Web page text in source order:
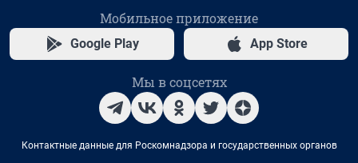
Мобильное приложение
Google Play App Store
Мы в соцсетях
Контактные данные для Роскомнадзора и государственных органов